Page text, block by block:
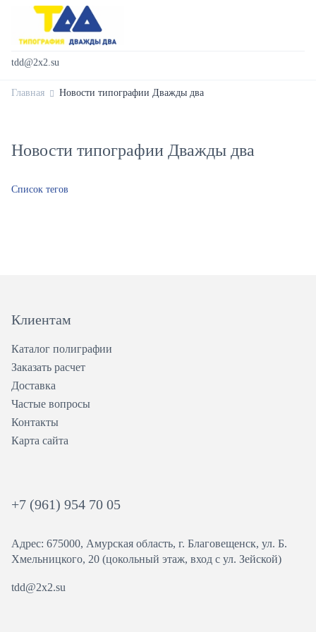
tdd@2x2.su
Главная Новости типографии Дважды два
Новости типографии Дважды два
Список тегов
Клиентам
Каталог полиграфии
Заказать расчет
Доставка
Частые вопросы
Контакты
Карта сайта
+7 (961) 954 70 05
Адрес: 675000, Амурская область, г. Благовещенск, ул. ​Б.
Хмельницкого, 20 (цокольный этаж, вход с ул. Зейской)
tdd@2x2.su